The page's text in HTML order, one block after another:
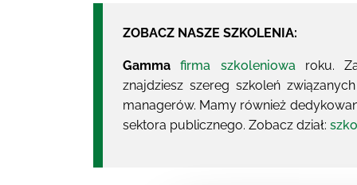
ZOBACZ NASZE SZKOLENIA:
Gamma firma szkoleniowaroku.
znajdziesz szereg szkoleń
managerów. Mamy również
sektora publicznego. Zobacz dział: